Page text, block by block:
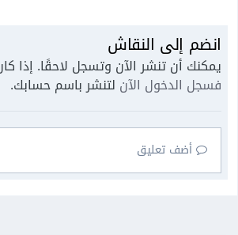
انضم إلى النقاش
يمكنك أن تنشر الآن وتسجل لاحقًا. إذا
فسجل الدخول الآن لتنشر باسم حسابك.
أضف تعليق